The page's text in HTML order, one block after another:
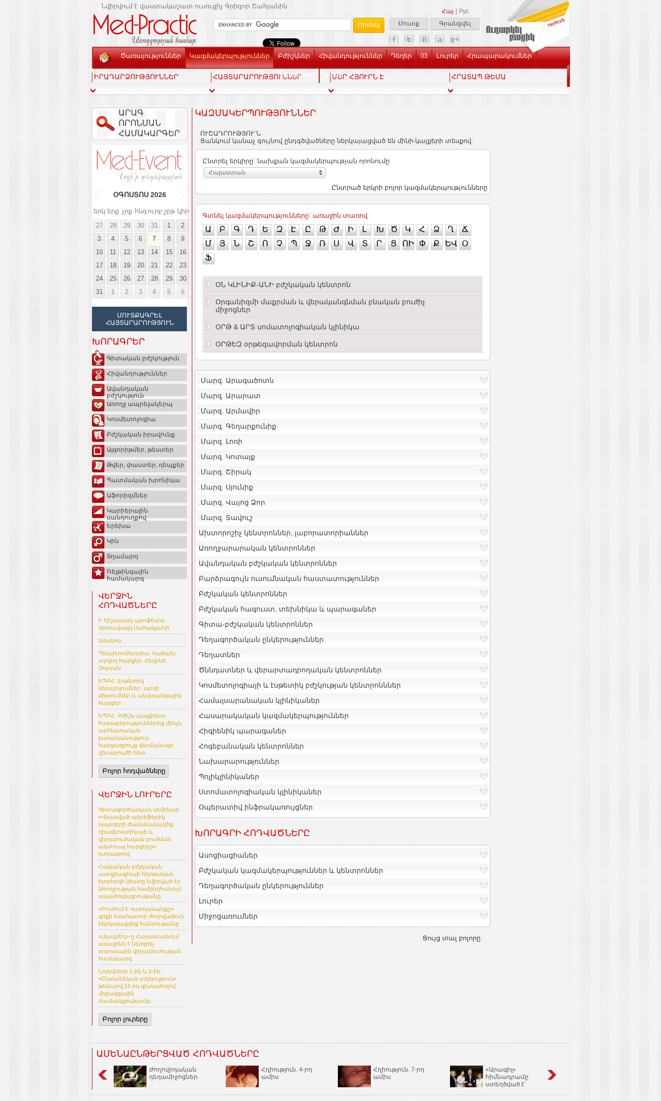
Հայ
Рус
Մուտք
Գրանցվել
Նվիրվում է վաստակաշատ ուսուցիչ Գրիգոր Շահյանին
Ծառայություններ Կազմակերպություններ Բժիշկներ Հիվանդություններ Դեղեր 03 Լուրեր Հրապարակումներ
Տեսասրահ Կապ
ԻՐԱԴԱՐՁՈՒԹՅՈՒՆՆԵՐ ՀԱՅՏԱՐԱՐՈՒԹՅՈՒՆՆԵՐ ՄԵՐ ՀՅՈՒՐՆ Է ՀՐԱՏԱՊ ԹԵՄԱ
ԱՐԱԳ
ՈՐՈՆՄԱՆ
ՀԱՄԱԿԱՐԳԵՐ
ՕԳՈՍՏՈՍ 2026
երկ երք չրք հնգուրբ շբթ կիր
27
28 29 30 31 1
2
3
4 5 6 7 8
9
10
11 12 13 14 15
16
17
18 19 20 21 22
23
24
25 26 27 28 29
30
31
1 2 3 4 5 6
ՄՈՒՏՔԱԳՐԵԼ
ՀԱՅՏԱՐԱՐՈՒԹՅՈՒՆ
ԽՈՐԱԳՐԵՐ
Գիտական բժշկություն
Հիվանդություններ
Ավանդական
բժշկություն
Առողջ ապրելակերպ
Կոսմետոլոգիա
Բժշկական իրավունք
Ալգորիթմեր, թեստեր
Թվեր, փաստեր, դեպքեր
Պատմական խրոնիկա
Աֆորիզմներ
Կարիերային
սանդուղքով
Երեխա
Կին
Տղամարդ
Ռեյթինգային
համակարգ
ՎԵՐՋԻՆ
ՀՈԴՎԱԾՆԵՐԸ
Ի հիշատակ պրոֆեսոր
Արտավազդ Սահակյանի
Ամանոր
Դենսիտոմետրիա. հաճախ
տրվող հարցեր. Հեղինե
Չոլոյան
ԵՊԲՀ. Էսթետիկ
ներարկումներ. արդի
միտումներ և անվտանգային
հարցեր
ԵՊԲՀ. Բժիշկ-պացիենտ
հարաբերություններից մինչև
արհեստական
բանականություն.
հարցազրույց գերմանացի
վիրաբույժի հետ
Բոլոր հոդվածները
ՎԵՐՋԻՆ ԼՈՒՐԵՐԸ
Գիտագործնական սեմինար
«Վնասված պերիֆերիկ
նյարդերի ժամանակակից
դիագնոստիկայի և
վիրաբուժական բուժման
ակտուալ հարցերը»
խորագրով
Հայկական բժշկական
ասոցիացիայի հերթական
խորհրդի նիստը նվիրված էր
Առողջության համընդհանուր
ապահովագրությանը
«Բուժում է Վարդանանցը»
գրքի եռահատոր ժողովածուն
ներկայացվեց հանրությանը
«Սլավմեդ»-ը Հայաստանում
առաջինն է ներդրել
ռոբոտային վիրաբուժության
համակարգ
Նոյեմբերի 1-ին և 2-ին,
«Ընտանեկան բժշկություն»
թեմայով 12-րդ գիտաժողով՝
միջազգային
մասնակցությամբ։
Բոլոր լուրերը
ԿԱԶՄԱԿԵՐՊՈՒԹՅՈՒՆՆԵՐ
ՈՒՇԱԴՐՈՒԹՅՈՒ´Ն
Ցանկում կանաչ գույնով ընդգծվածները ներկայացված են մինի-կայքերի տեսքով:
Ընտրել երկիրը` նախքան կազմակերպության որոնումը
Հայաստան
Ընտրած երկրի բոլոր կազմակերպությունները
Գտնել կազմակերպությունները` առաջին տառով
Ա Բ Գ Դ Ե Զ Է Ը Թ Ժ Ի Լ Խ Ծ Կ Հ Ձ Ղ
Ճ
Մ
Յ Ն Շ Ո Չ Պ Ջ Ռ Ս Վ Տ Ր Ց ՈԻ Փ Ք ԵՎ Օ
Ֆ
ՕՆ ԿԼԻՆԻՔ-ԱՆԻ բժշկական կենտրոն
Օրգանիզմի մաքրման և վերականգնման բնական բուժիչ
միջոցներ
ՕՐԹ & ԱՐՏ սոմատոլոգիական կլինիկա
ՕՐԹԵԶ օրթեզավորման կենտրոն
.Մարզ. Արագածոտն
.Մարզ. Արարատ
.Մարզ. Արմավիր
.Մարզ. Գեղարքունիք
.Մարզ. Լոռի
.Մարզ. Կոտայք
.Մարզ. Շիրակ
.Մարզ. Սյունիք
.Մարզ. Վայոց Ձոր
.Մարզ. Տավուշ
Ախտորոշիչ կենտրոններ, լաբորատորիաններ
Առողջարարական կենտրոններ
Ավանդական բժշկական կենտրոններ
Բարձրագույն ուսումնական հաստատություններ
Բժշկական կենտրոններ
Բժշկական հագուստ, տեխնիկա և պարագաներ
Գիտա-բժշկական կենտրոններ
Դեղագործական ընկերություններ
Դեղատներ
Ծննդատներ և վերարտադրողական կենտրոններ
Կոսմետոլոգիայի և էսթետիկ բժշկության կենտրոնններ
Համալսարանական կլինիկաներ
Հասարակական կազմակերպություններ
Հիգիենիկ պարագաներ
Հոգեբանական կենտրոններ
Նախարարություններ
Պոլիկլինիկաներ
Ստոմատոլոգիական կլինիկաներ
Օպերատիվ ինֆրակառույցներ
ԽՈՐԱԳՐԻ ՀՈԴՎԱԾՆԵՐԸ
Ասոցիացիաներ
Բժշկական կազմակերպություններ և կենտրոններ
Դեղագործական ընկերություններ
Լուրեր
Միջոցառումներ
Ցույց տալ բոլորը
ԱՄԵՆԱԸՆԹԵՐՑՎԱԾ ՀՈԴՎԱԾՆԵՐԸ
Ժողովրդական
դեղամիջոցներ
Հղիություն. 4-րդ
ամիս
Հղիություն. 7-րդ
ամիս
«Արագիլ»
հիմնադրամը
ստեղծված է՝